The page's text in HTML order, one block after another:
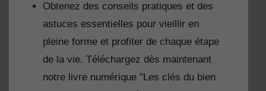
Obtenez des conseils pratiques et des
astuces essentielles pour vieillir en
pleine forme et profiter de chaque étape
de la vie. Téléchargez dès maintenant
notre livre numérique "Les clés du bien